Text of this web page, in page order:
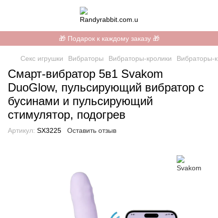
🎁 Подарок к каждому заказу 🎁
Секс игрушки Вибраторы Вибраторы-кролики Вибраторы-
Смарт-вибратор 5в1 Svakom
DuoGlow, пульсирующий вибратор с
бусинами и пульсирующий
стимулятор, подогрев
Артикул: SX3225 Оставить отзыв